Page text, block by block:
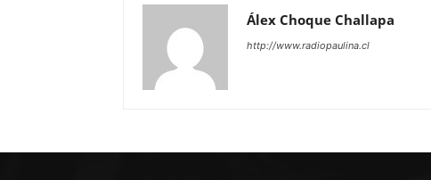
Álex Choque Challapa
http://www.radiopaulina.cl